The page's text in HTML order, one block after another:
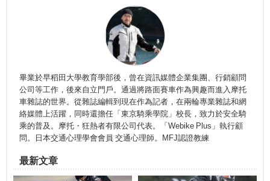
畢業於早稻田大學教育學部後，曾在資訊媒體企業集團、行銷顧問
公司等工作，後來自立門戶。通過將路面賽車作為興趣而進入摩托
車雜誌的世界。從雜誌編輯到現在作為記者，在兩輪專業雜誌和網
絡媒體上活躍，同時還擔任「東京騎乘學院」校長，致力於安全騎
乘的普及。摩托・狂熱者有限公司代表。「Webike Plus」執行顧
問。日本交通心理學會會員 交通心理師。MFJ認證教練
最新文章